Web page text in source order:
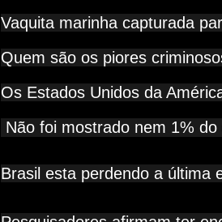
Vaquita marinha capturada
Quem são os piores
Os Estados Unidos da
Não foi mostrado nem 1%
Brasil esta perdendo a última